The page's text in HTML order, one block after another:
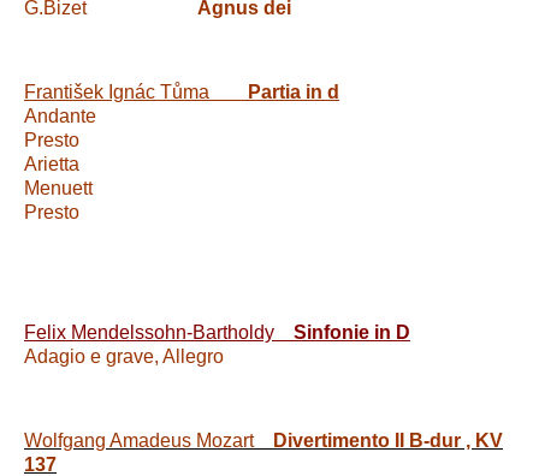
G.Bizet Agnus dei
František Ignác Tůma
Partia in d
Andante
Presto
Arietta
Menuett
Presto
Felix Mendelssohn-Bartholdy Sinfonie in D
Adagio e grave, Allegro
Wolfgang Amadeus Mozart
Divertimento II B-dur , KV
137